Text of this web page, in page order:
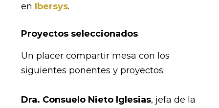
en Ibersys.
Proyectos seleccionados
Un placer compartir mesa con los
siguientes ponentes y proyectos:
Dra. Consuelo Nieto Iglesias, jefa de la